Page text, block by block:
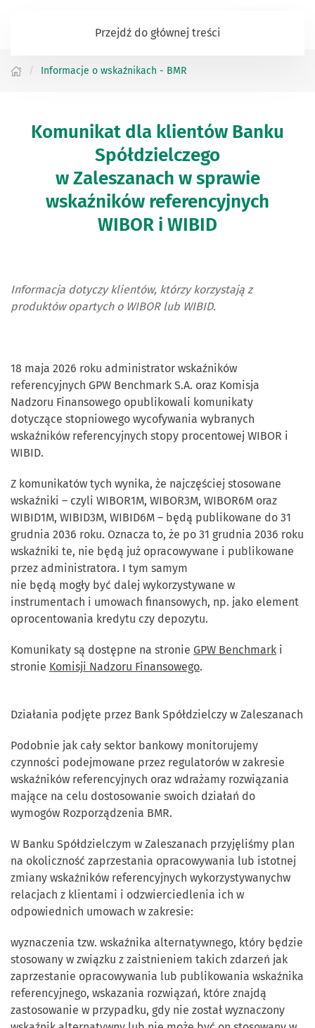
Przejdź do głównej treści
Informacje o wskaźnikach - BMR
Komunikat dla klientów Banku
Spółdzielczego
w Zaleszanach w sprawie
wskaźników referencyjnych
WIBOR i WIBID
Informacja dotyczy klientów, którzy korzystają z
produktów opartych o WIBOR lub WIBID.
18 maja 2026 roku administrator wskaźników
referencyjnych GPW Benchmark S.A. oraz Komisja
Nadzoru Finansowego opublikowali komunikaty
dotyczące stopniowego wycofywania wybranych
wskaźników referencyjnych stopy procentowej WIBOR i
WIBID.
Z komunikatów tych wynika, że najczęściej stosowane
wskaźniki – czyli WIBOR1M, WIBOR3M, WIBOR6M oraz
WIBID1M, WIBID3M, WIBID6M – będą publikowane do 31
grudnia 2036 roku. Oznacza to, że po 31 grudnia 2036 roku
wskaźniki te, nie będą już opracowywane i publikowane
przez administratora. I tym samym
nie będą mogły być dalej wykorzystywane w
instrumentach i umowach finansowych, np. jako element
oprocentowania kredytu czy depozytu.
Komunikaty są dostępne na stronie GPW Benchmark i
stronie Komisji Nadzoru Finansowego.
Działania podjęte przez Bank Spółdzielczy w Zaleszanach
Podobnie jak cały sektor bankowy monitorujemy
czynności podejmowane przez regulatorów w zakresie
wskaźników referencyjnych oraz wdrażamy rozwiązania
mające na celu dostosowanie swoich działań do
wymogów Rozporządzenia BMR.
W Banku Spółdzielczym w Zaleszanach przyjęliśmy plan
na okoliczność zaprzestania opracowywania lub istotnej
zmiany wskaźników referencyjnych wykorzystywanychw
relacjach z klientami i odzwierciedlenia ich w
odpowiednich umowach w zakresie:
wyznaczenia tzw. wskaźnika alternatywnego, który będzie
stosowany w związku z zaistnieniem takich zdarzeń jak
zaprzestanie opracowywania lub publikowania wskaźnika
referencyjnego, wskazania rozwiązań, które znajdą
zastosowanie w przypadku, gdy nie został wyznaczony